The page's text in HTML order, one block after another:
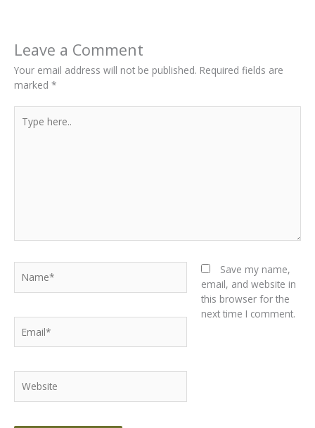
Leave a Comment
Your email address will not be published. Required fields are
marked *
here..
Save my name,
email, and website in
this browser for the
next time I comment.